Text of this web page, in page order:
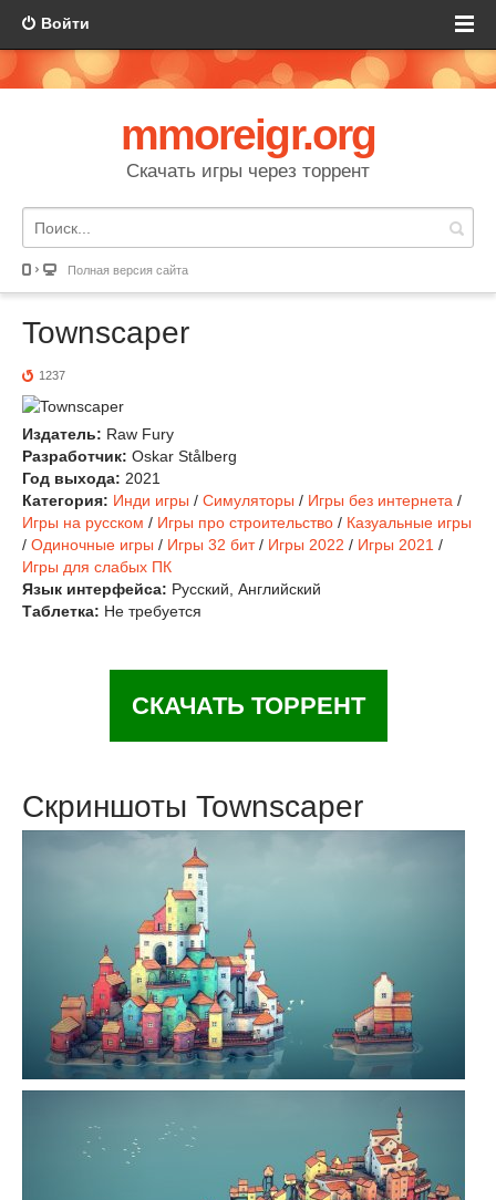
Войти
mmoreigr.org
Скачать игры через торрент
Полная версия сайта
Townscaper
1237
Издатель: Raw Fury
Разработчик: Oskar Stålberg
Год выхода: 2021
Категория: Инди игры / Симуляторы / Игры без интернета /
Игры на русском / Игры про строительство / Казуальные игры
/ Одиночные игры / Игры 32 бит/ Игры 2022 / Игры 2021 /
Игры для слабых ПК
Язык интерфейса: Русский, Английский
Таблетка: Не требуется
СКАЧАТЬ ТОРРЕНТ
Скриншоты Townscaper